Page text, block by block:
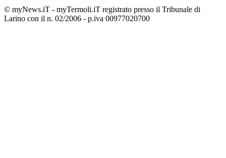
© myNews.iT - myTermoli.iT registrato presso il Tribunale di
Larino con il n. 02/2006 - p.iva 00977020700